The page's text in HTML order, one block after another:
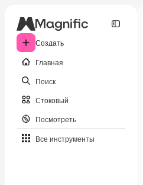
Создать
Главная
Поиск
Стоковый
Посмотреть
Все инструменты